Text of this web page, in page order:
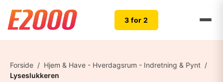
3 for 2
Forside / Hjem & Have - Hverdagsrum - Indretning & Pynt /
Lyseslukkeren